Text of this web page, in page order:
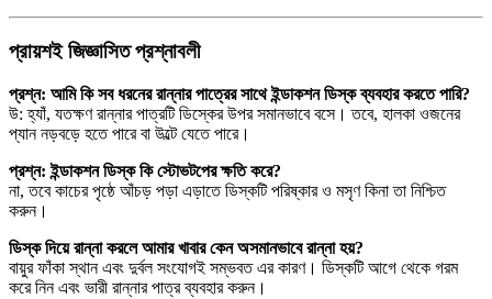
প্রায়শই জিজ্ঞাসিত প্রশ্নাবলী
প্রশ্ন: আমি কি সব ধরনের রান্নার পাত্রের সাথে ইন্ডাকশন ডিস্ক ব্যবহার করতে পারি?
উ: হ্যাঁ, যতক্ষণ রান্নার পাত্রটি ডিস্কের উপর সমানভাবে বসে। তবে, হালকা ওজনের
প্যান নড়বড়ে হতে পারে বা উল্টে যেতে পারে।
প্রশ্ন: ইন্ডাকশন ডিস্ক কি স্টোভটপের ক্ষতি করে?
না, তবে কাচের পৃষ্ঠে আঁচড় পড়া এড়াতে ডিস্কটি পরিষ্কার ও মসৃণ কিনা তা নিশ্চিত
করুন।
ডিস্ক দিয়ে রান্না করলে আমার খাবার কেন অসমানভাবে রান্না হয়?
বায়ুর ফাঁকা স্থান এবং দুর্বল সংযোগই সম্ভবত এর কারণ। ডিস্কটি আগে থেকে গরম
করে নিন এবং ভারী রান্নার পাত্র ব্যবহার করুন।